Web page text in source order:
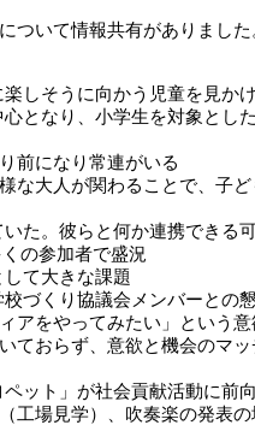
いて情報共有がありました
しそうに向かう児童を見か
となり、小学生を対象とし
前になり常連がいる
な大人が関わることで、子
た。彼らと何か連携できる
の参加者で盛況
て大きな課題
づくり協議会メンバーとの
アをやってみたい」という
ておらず、意欲と機会のマッ
ット」が社会貢献活動に前
工場見学）、吹奏楽の発表